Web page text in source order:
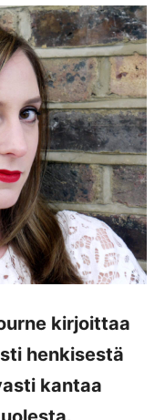
kirjoittaa
henkisestä
kantaa